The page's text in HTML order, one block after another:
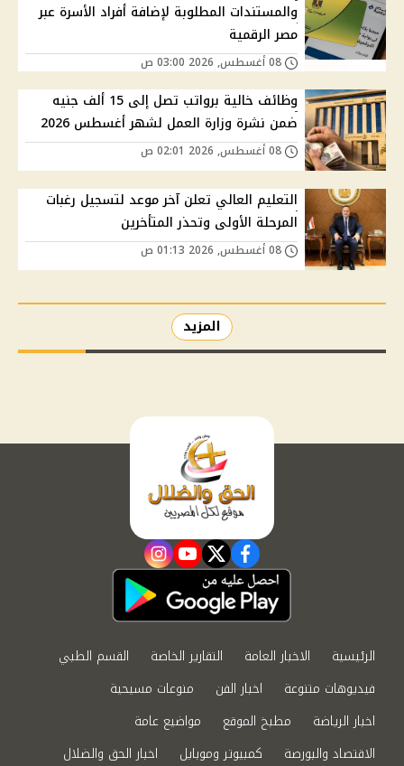
والمستندات المطلوبة لإضافة أفراد الأسرة عبر
مصر الرقمية
وظائف خالية برواتب تصل إلى 15 ألف جنيه
ضمن نشرة وزارة العمل لشهر أغسطس 2026
التعليم العالي تعلن آخر موعد لتسجيل رغبات
المرحلة الأولى وتحذر المتأخرين
المزيد
facebook
twitter
youtube
instagram
الرئيسية الاخبار العامة التقارير الخاصة
القسم الطبي
فيديوهات متنوعة
اخبار الفن
منوعات مسيحية
اخبار الرياضة
مطبخ الموقع
مواضيع عامة
الاقتصاد والبورصة
كمبيوتر وموبايل اخبار الحق والضلال